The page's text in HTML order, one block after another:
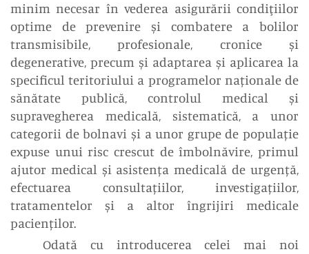
minim necesar în vederea asigurării condiţiilor
optime de prevenire și combatere a bolilor
transmisibile, profesionale, cronice și
degenerative, precum și adaptarea și aplicarea la
specificul teritoriului a programelor naționale de
sănătate publică, controlul medical și
supravegherea medicală, sistematică, a unor
categorii de bolnavi și a unor grupe de populație
expuse unui risc crescut de îmbolnăvire, primul
ajutor medical și asistența medicală de urgență,
efectuarea consultațiilor, investigațiilor,
tratamentelor și a altor îngrijiri medicale
pacienților.
Odată cu introducerea celei mai noi